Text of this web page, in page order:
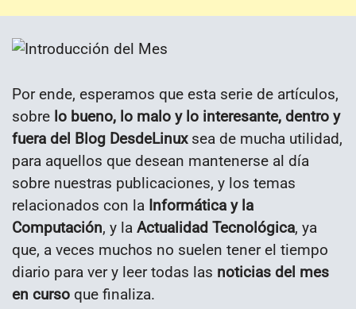
Por ende, esperamos que esta serie de artículos,
sobre lo bueno, lo malo y lo interesante, dentro y
fuera del Blog DesdeLinuxsea de mucha utilidad,
para aquellos que desean mantenerse al día
sobre nuestras publicaciones, y los temas
relacionados con la Informática y la
Computación, y la Actualidad Tecnológica, ya
que, a veces muchos no suelen tener el tiempo
diario para ver y leer todas las noticias del mes
en curso que finaliza.